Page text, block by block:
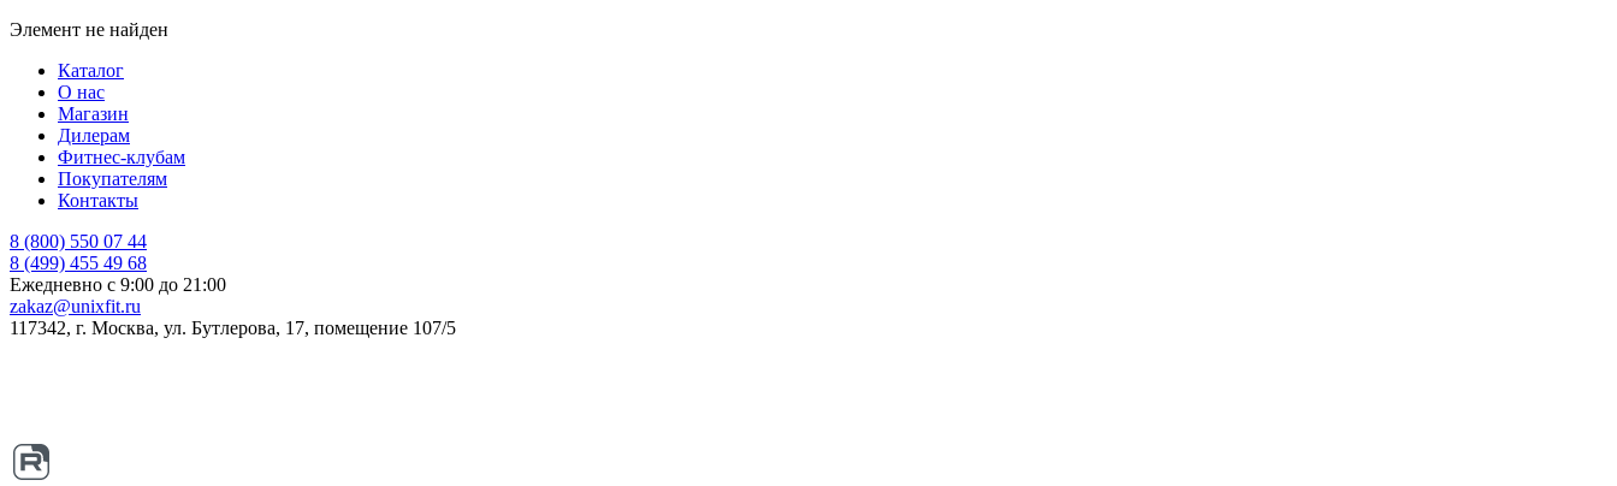
Элемент не найден
Каталог
О нас
Магазин
Дилерам
Фитнес-клубам
Покупателям
Контакты
8 (800) 550 07 44
8 (499) 455 49 68
Ежедневно с 9:00 до 21:00
zakaz@unixfit.ru
117342, г. Москва, ул. Бутлерова, 17, помещение 107/5